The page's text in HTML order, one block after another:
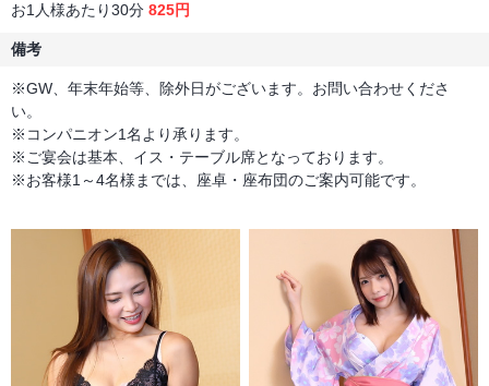
お1人様あたり30分 825円
備考
※GW、年末年始等、除外日がございます。お問い合わせくださ
い。
※コンパニオン1名より承ります。
※ご宴会は基本、イス・テーブル席となっております。
※お客様1～4名様までは、座卓・座布団のご案内可能です。